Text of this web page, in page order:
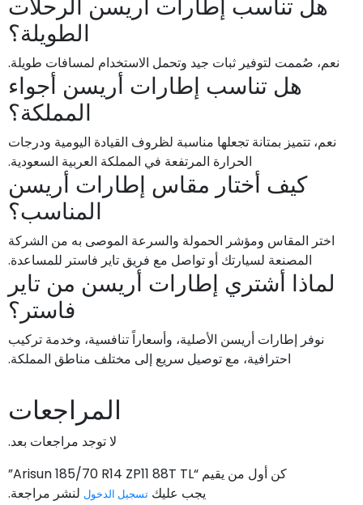
هل تناسب إطارات أريسن الرحلات
الطويلة؟
نعم، صُممت لتوفير ثبات جيد وتحمل الاستخدام لمسافات طويلة.
هل تناسب إطارات أريسن أجواء
المملكة؟
نعم، تتميز بمتانة تجعلها مناسبة لظروف القيادة اليومية ودرجات
الحرارة المرتفعة في المملكة العربية السعودية.
كيف أختار مقاس إطارات أريسن
المناسب؟
اختر المقاس ومؤشر الحمولة والسرعة الموصى به من الشركة
المصنعة لسيارتك أو تواصل مع فريق تاير فاستر للمساعدة.
لماذا أشتري إطارات أريسن من تاير
فاستر؟
نوفر إطارات أريسن الأصلية، وأسعاراً تنافسية، وخدمة تركيب
احترافية، مع توصيل سريع إلى مختلف مناطق المملكة.
المراجعات
لا توجد مراجعات بعد.
كن أول من يقيم “Arisun 185/70 R14 ZP11 88T TL”
يجب عليك تسجيل الدخول لنشر مراجعة.